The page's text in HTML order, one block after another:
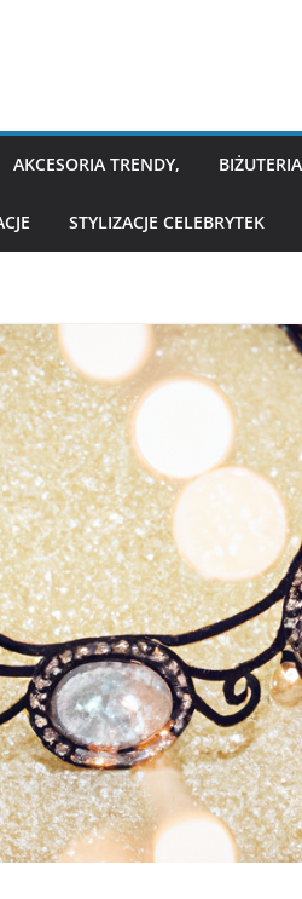
AKCESORIA TRENDY, BIŻUTERIA
STYLIZACJE CELEBRYTEK